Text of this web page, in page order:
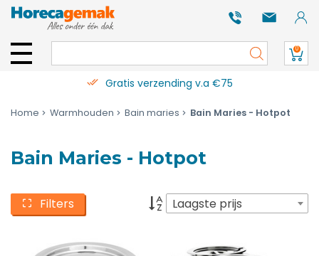
0
Gratis verzending v.a €75
Home Warmhouden Bain maries Bain Maries - Hotpot
Bain Maries - Hotpot
Filters Laagste prijs